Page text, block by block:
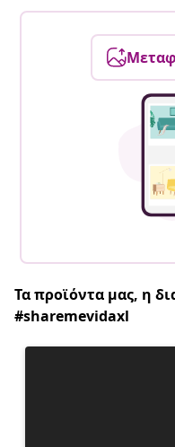
Τα προϊόντα μας, η
#sharemevidaxl